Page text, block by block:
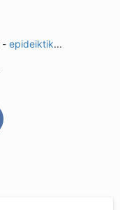
- epideiktik...